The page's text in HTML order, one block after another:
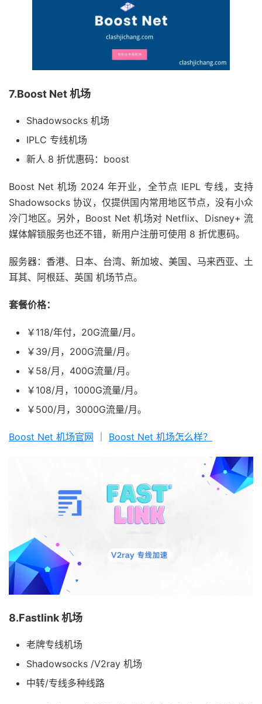
7.Boost Net 机场
Shadowsocks 机场
IPLC 专线机场
新人 8 折优惠码：boost
Boost Net 机场 2024 年开业，全节点 IEPL 专线，支持
Shadowsocks 协议，仅提供国内常用地区节点，没有小众
冷门地区。另外，Boost Net 机场对 Netflix、Disney+ 流
媒体解锁服务也还不错，新用户注册可使用 8 折优惠码。
服务器：香港、日本、台湾、新加坡、美国、马来西亚、土
耳其、阿根廷、英国 机场节点。
套餐价格：
￥118/年付，20G流量/月。
￥39/月，200G流量/月。
￥58/月，400G流量/月。
￥108/月，1000G流量/月。
￥500/月，3000G流量/月。
Boost Net 机场官网 Boost Net 机场怎么样？
8.Fastlink 机场
老牌专线机场
Shadowsocks /V2ray 机场
中转/专线多种线路